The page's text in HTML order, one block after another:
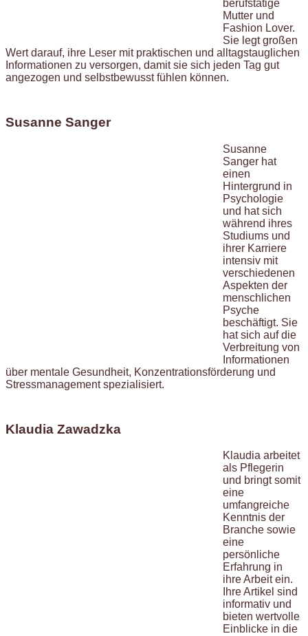
berufstätige
Mutter und
Fashion Lover.
Sie legt großen
Wert darauf, ihre Leser mit praktischen und alltagstauglichen
Informationen zu versorgen, damit sie sich jeden Tag gut
angezogen und selbstbewusst fühlen können.
Susanne Sanger
Susanne
Sanger hat
einen
Hintergrund in
Psychologie
und hat sich
während ihres
Studiums und
ihrer Karriere
intensiv mit
verschiedenen
Aspekten der
menschlichen
Psyche
beschäftigt. Sie
hat sich auf die
Verbreitung von
Informationen
über mentale Gesundheit, Konzentrationsförderung und
Stressmanagement spezialisiert.
Klaudia Zawadzka
Klaudia arbeitet
als Pflegerin
und bringt somit
eine
umfangreiche
Kenntnis der
Branche sowie
eine
persönliche
Erfahrung in
ihre Arbeit ein.
Ihre Artikel sind
informativ und
bieten wertvolle
Einblicke in die